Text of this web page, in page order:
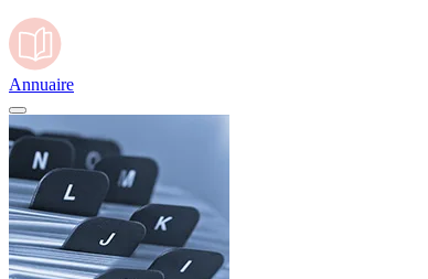
Annuaire